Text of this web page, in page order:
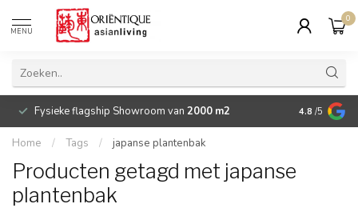
MENU
0
Fysieke flagship Showroom van 2000 m2 Betaalbare
4.8 /5
Home / Tags / japanse plantenbak
Producten getagd met japanse
plantenbak